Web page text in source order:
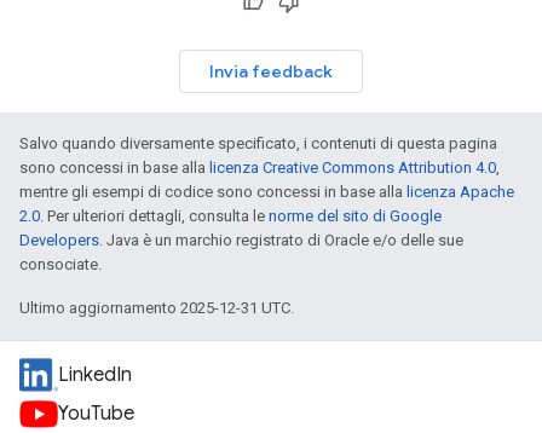
Invia feedback
Salvo quando diversamente specificato, i contenuti di questa pagina
sono concessi in base alla licenza Creative Commons Attribution 4.0,
mentre gli esempi di codice sono concessi in base alla licenza Apache
2.0. Per ulteriori dettagli, consulta le norme del sito di Google
Developers. Java è un marchio registrato di Oracle e/o delle sue
consociate.
Ultimo aggiornamento 2025-12-31 UTC.
LinkedIn
YouTube